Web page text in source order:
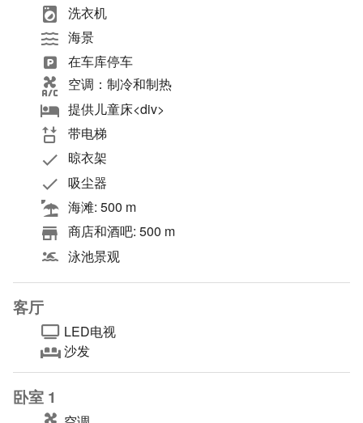
洗衣机
海景
在车库停车
空调：制冷和制热
提供儿童床<div>
带电梯
晾衣架
吸尘器
海滩: 500 m
商店和酒吧: 500 m
泳池景观
客厅
LED电视
沙发
卧室 1